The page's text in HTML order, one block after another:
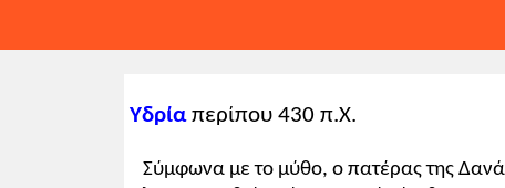
Υδρίαπερίπου 430 π.Χ.
Σύμφωνα με το μύθο, ο πατέρας της